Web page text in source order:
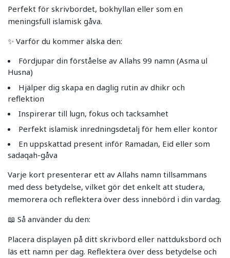
Perfekt för skrivbordet, bokhyllan eller som en
meningsfull islamisk gåva.
✨ Varför du kommer älska den:
Fördjupar din förståelse av Allahs 99 namn (Asma ul
Husna)
Hjälper dig skapa en daglig rutin av dhikr och
reflektion
Inspirerar till lugn, fokus och tacksamhet
Perfekt islamisk inredningsdetalj för hem eller kontor
En uppskattad present inför Ramadan, Eid eller som
sadaqah-gåva
Varje kort presenterar ett av Allahs namn tillsammans
med dess betydelse, vilket gör det enkelt att studera,
memorera och reflektera över dess innebörd i din vardag.
📖 Så använder du den:
Placera displayen på ditt skrivbord eller nattduksbord och
läs ett namn per dag. Reflektera över dess betydelse och